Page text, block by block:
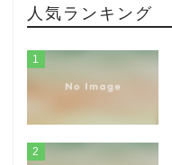
人気ランキング
1
2